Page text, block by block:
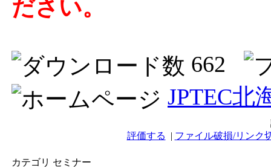
ださい。
662
JPTEC北
評価する | ファイル破損/リンク
カテゴリ セミナー